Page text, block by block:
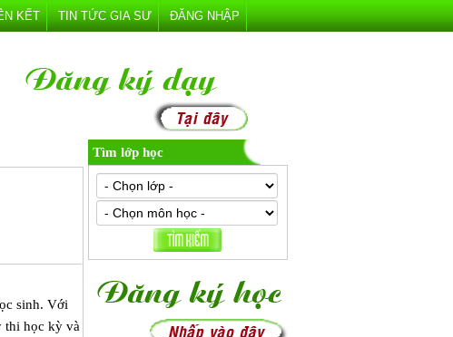
KẾT TIN TỨC GIA SƯ ĐĂNG NHẬP
sinh. Với
thi học kỳ và
Tìm lớp học